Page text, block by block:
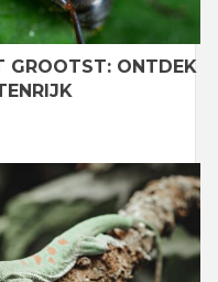
GROOTST: ONTDEK